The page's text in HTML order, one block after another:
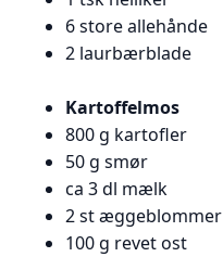
6 store allehånde
2 laurbærblade
Kartoffelmos
800 g kartofler
50 g smør
ca 3 dl mælk
2 st æggeblommer
100 g revet ost